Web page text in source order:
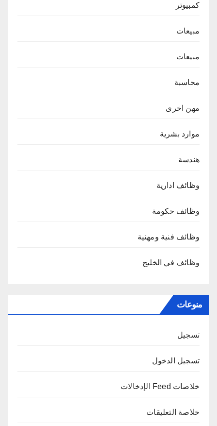
كمبيوتر
مبيعات
مبيعات
محاسبة
مهن اخرى
موارد بشرية
هندسة
وظائف ادارية
وظائف حكومة
وظائف فنية ومهنية
وظائف في الخليج
منوعات
تسجيل
تسجيل الدخول
خلاصات Feed الإدخالات
خلاصة التعليقات